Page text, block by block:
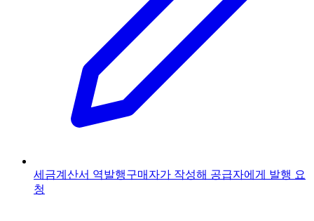
세금계산서 역발행구매자가 작성해 공급자에게 발행 요
청